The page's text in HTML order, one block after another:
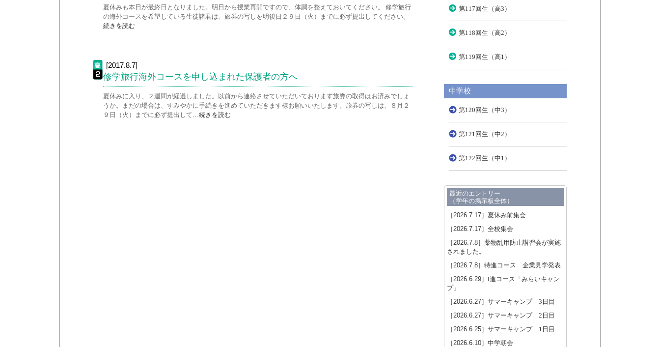
夏休みも本日が最終日となりました。明日から授業再開ですので、体調を整えておいてください。 修学旅行
の海外コースを希望している生徒諸君は、旅券の写しを明後日２９日（火）までに必ず提出してください。
続きを読む
[2017.8.7]
修学旅行海外コースを申し込まれた保護者の方へ
夏休みに入り、２週間が経過しました。以前から連絡させていただいております旅券の取得はお済みでしょ
うか。まだの場合は、すみやかに手続きを進めていただきます様お願いいたします。旅券の写しは、８月２
９日（火）までに必ず提出して…続きを読む
第117回生（高3）
第118回生（高2）
第119回生（高1）
中学校
第120回生（中3）
第121回生（中2）
第122回生（中1）
最近のエントリー
（学年の掲示板全体）
［2026.7.17］ 夏休み前集会
［2026.7.17］ 全校集会
［2026.7.8］ 薬物乱用防止講習会が実施
されました。
［2026.7.8］ 特進コース 企業見学発表
［2026.6.29］ Ⅰ進コース「みらいキャン
プ」
［2026.6.27］ サマーキャンプ 3日目
［2026.6.27］ サマーキャンプ 2日目
［2026.6.25］ サマーキャンプ 1日目
［2026.6.10］ 中学朝会